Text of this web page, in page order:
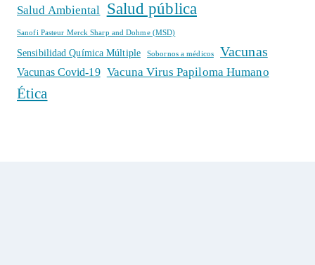
Salud Ambiental Salud pública
Sanofi Pasteur Merck Sharp and Dohme (MSD)
Sensibilidad Química Múltiple Sobornos a médicos Vacunas
Vacunas Covid-19 Vacuna Virus Papiloma Humano
Ética